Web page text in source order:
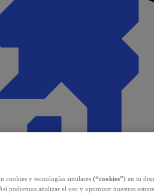
cookies y tecnologías similares (“cookies”) en tu
podremos analizar el uso y optimizar nuestras